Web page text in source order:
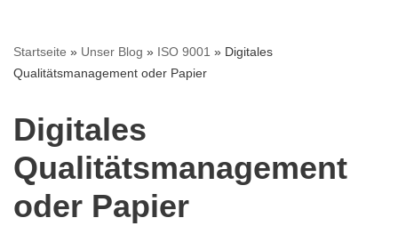
Startseite » Unser Blog » ISO 9001 » Digitales
Qualitätsmanagement oder Papier
Digitales
Qualitätsmanagement
oder Papier